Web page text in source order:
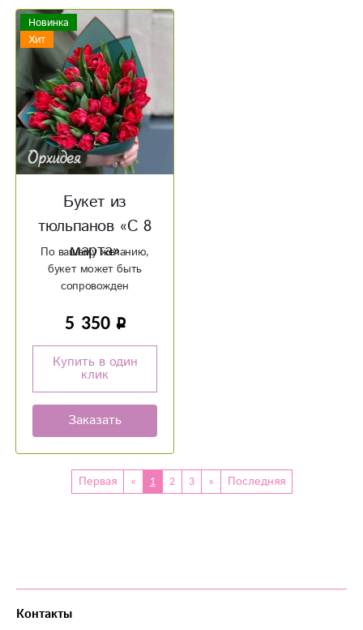
Новинка
Хит
Букет из
тюльпанов «С 8
марта»
По вашему желанию,
букет может быть
сопровожден
текстом
5 350
Купить в один
клик
Заказать
Первая « 1 2 3 » Последняя
Контакты